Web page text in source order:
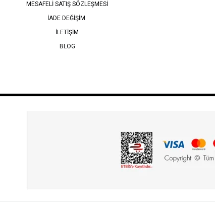
MESAFELİ SATIŞ SÖZLEŞMESİ
İADE DEĞİŞİM
İLETİŞİM
BLOG